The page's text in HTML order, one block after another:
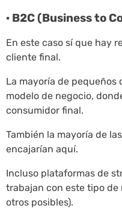
· B2C (Business to
En este caso sí que hay
cliente final.
La mayoría de pequeños
modelo de negocio,
consumidor final.
También la mayoría de
encajarían aquí.
Incluso plataformas de
trabajan con este tipo de
otros posibles).